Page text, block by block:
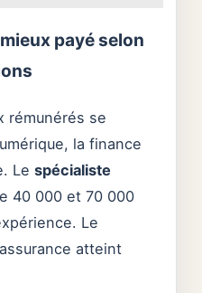
payé selon
rémunérés se
la finance
Le spécialiste
40 000 et 70 000
Le
atteint